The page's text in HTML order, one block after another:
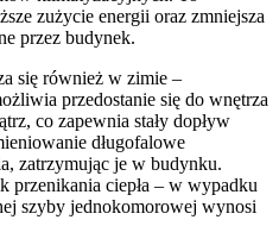
zużycie energii oraz zmniejsza
przez budynek.
się również w zimie –
przedostanie się do wnętrza
co zapewnia stały dopływ
długofalowe
zatrzymując je w budynku.
przenikania ciepła – w wypadku
szyby jednokomorowej wynosi